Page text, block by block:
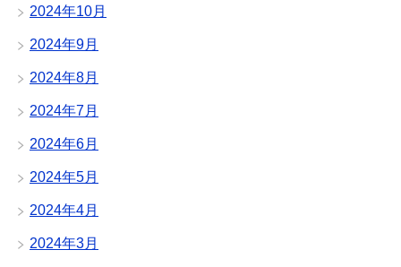
2024年10月
2024年9月
2024年8月
2024年7月
2024年6月
2024年5月
2024年4月
2024年3月